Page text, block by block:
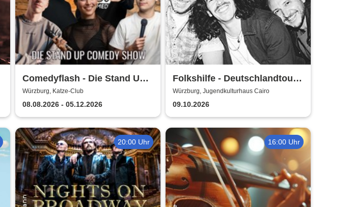
Comedyflash - Die Stand Up
Comedy Show in Würzburg
Würzburg, Katze-Club
08.08.2026 - 05.12.2026
Folkshilfe - Deutschlandtour
2026/2027
Würzburg, Jugendkulturhaus Cairo
09.10.2026
20:00 Uhr 16:00 Uhr